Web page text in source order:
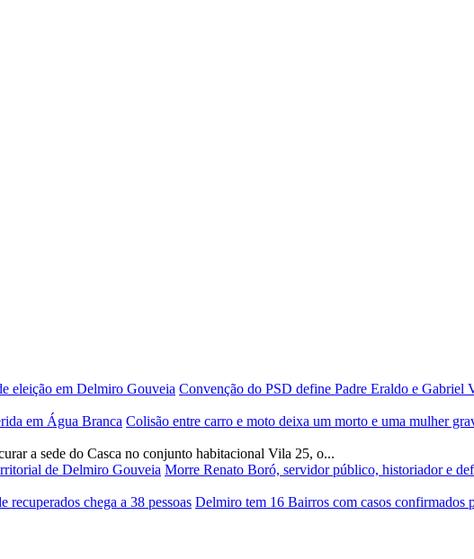
Convenção do PSD define Padre Eraldo e Gabriel
Colisão entre carro e moto deixa um morto e uma mulher
a sede do Casca no conjunto habitacional Vila 25, o...
Morre Renato Boró, servidor público, historiador e
Delmiro tem 16 Bairros com casos confirmados